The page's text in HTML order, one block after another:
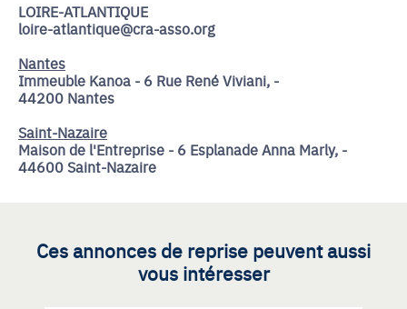
LOIRE-ATLANTIQUE
loire-atlantique@cra-asso.org
Nantes
Immeuble Kanoa - 6 Rue René Viviani, -
44200 Nantes
Saint-Nazaire
Maison de l'Entreprise - 6 Esplanade Anna Marly, -
44600 Saint-Nazaire
Ces annonces de reprise peuvent aussi
vous intéresser